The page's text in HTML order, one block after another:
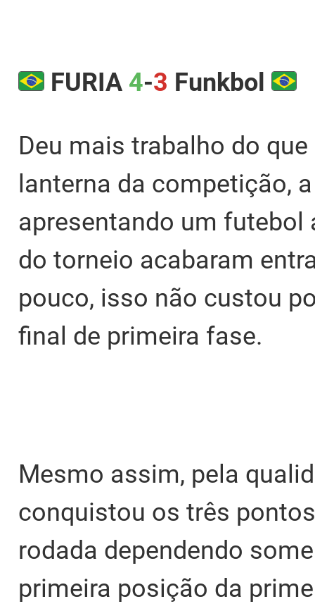
FURIA4-3 Funkbol
Deu mais trabalho do
lanterna da competição,
apresentando um futebol
do torneio acabaram
pouco, isso não custou
final de primeira fase.
Mesmo assim, pela
conquistou os três
rodada dependendo
primeira posição da